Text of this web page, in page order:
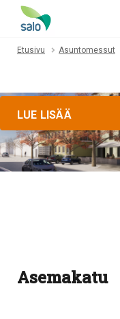
Etusivu Asuntomessut
LUE LISÄÄ
Asemakatu